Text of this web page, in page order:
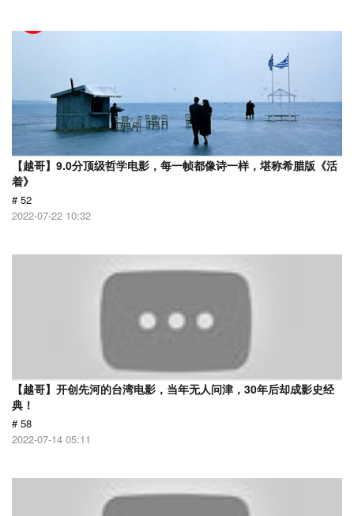
【越哥】9.0分顶级哲学电影，每一帧都像诗一样，堪称希腊版《活
着》
# 52
2022-07-22 10:32
【越哥】开创先河的台湾电影，当年无人问津，30年后却成影史经
典！
# 58
2022-07-14 05:11